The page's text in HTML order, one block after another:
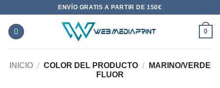
contenido
ENVÍO GRATIS A PARTIR DE 150€
0
INICIO / COLOR DEL PRODUCTO /
MARINO/VERDE
FLUOR